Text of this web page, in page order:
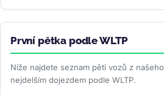
První pětka podle WLTP
Níže najdete seznam pěti vozů z našeho
nejdelším dojezdem podle WLTP.